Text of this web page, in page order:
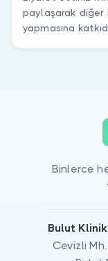
paylaşarak diğer
yapmasına
Binlerce
Bulut
Cevizli